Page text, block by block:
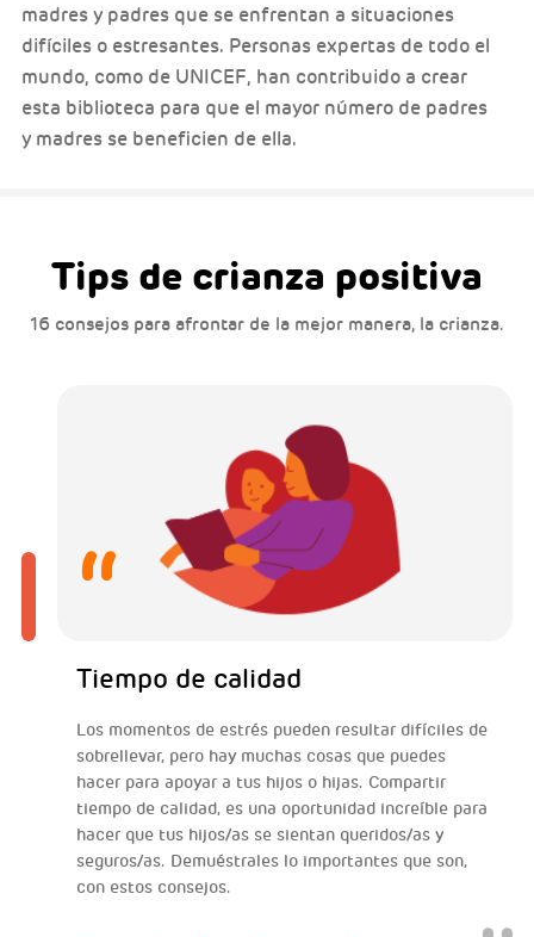
madres y padres que se enfrentan a situaciones
difíciles o estresantes. Personas expertas de todo el
mundo, como de UNICEF, han contribuido a crear
esta biblioteca para que el mayor número de padres
y madres se beneficien de ella.
Tips de crianza positiva
16 consejos para afrontar de la mejor manera, la crianza.
Tiempo de calidad
Los momentos de estrés pueden resultar difíciles de
sobrellevar, pero hay muchas cosas que puedes
hacer para apoyar a tus hijos o hijas. Compartir
tiempo de calidad, es una oportunidad increíble para
hacer que tus hijos/as se sientan queridos/as y
seguros/as. Demuéstrales lo importantes que son,
con estos consejos.